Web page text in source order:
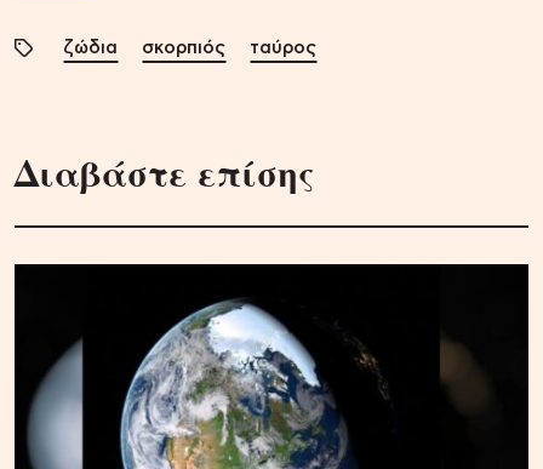
ζώδια σκορπιός ταύρος
Διαβάστε επίσης